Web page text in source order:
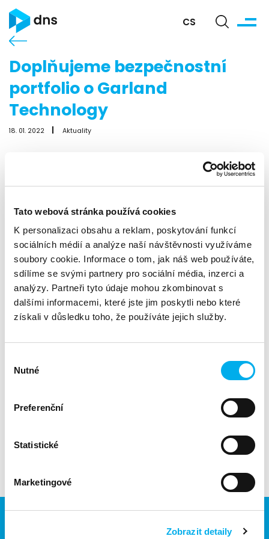
Tato webová stránka používá cookies
K personalizaci obsahu a reklam, poskytování funkcí
sociálních médií a analýze naší návštěvnosti využíváme
soubory cookie. Informace o tom, jak náš web používáte,
sdílíme se svými partnery pro sociální média, inzerci a
analýzy. Partneři tyto údaje mohou zkombinovat s
dalšími informacemi, které jste jim poskytli nebo které
získali v důsledku toho, že používáte jejich služby.
souhlasu
Nutné
Preferenční
Statistické
Marketingové
Zobrazit detaily
CS
Doplňujeme bezpečnostní
portfolio o Garland
Technology
18. 01. 2022 Aktuality
DNS získala nové partnerství sGarland Technologya doplnila
tak bezpečnostní portfolio.
Více v tiskové zprávě ZDE.
Více o technologiích GarlandZDE.
Produkty Garland Technology a na ně navázané služby
. Kompletní kontaktní údaje najdete
v záložce
Webové stránky výrobce Garland Technology